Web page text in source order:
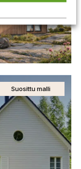
Suosittu malli